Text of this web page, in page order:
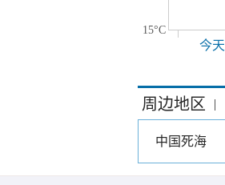
15°C
今天
周边地区 |
中国死海